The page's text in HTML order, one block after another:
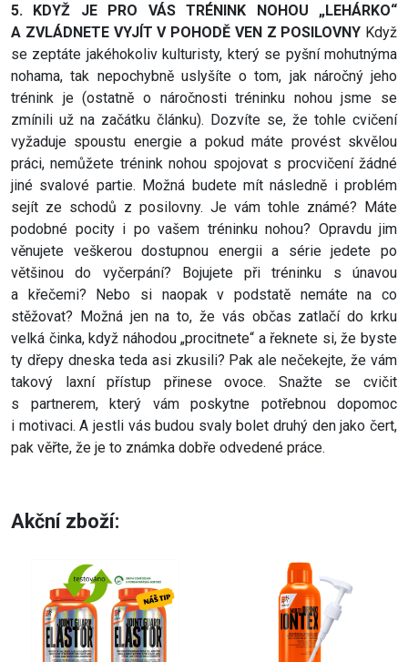
5. KDYŽ JE PRO VÁS TRÉNINK NOHOU „LEHÁRKO“
A ZVLÁDNETE VYJÍT V POHODĚ VEN Z POSILOVNY Když
se zeptáte jakéhokoliv kulturisty, který se pyšní mohutnýma
nohama, tak nepochybně uslyšíte o tom, jak náročný jeho
trénink je (ostatně o náročnosti tréninku nohou jsme se
zmínili už na začátku článku). Dozvíte se, že tohle cvičení
vyžaduje spoustu energie a pokud máte provést skvělou
práci, nemůžete trénink nohou spojovat s procvičení žádné
jiné svalové partie. Možná budete mít následně i problém
sejít ze schodů z posilovny. Je vám tohle známé? Máte
podobné pocity i po vašem tréninku nohou? Opravdu jim
věnujete veškerou dostupnou energii a série jedete po
většinou do vyčerpání? Bojujete při tréninku s únavou
a křečemi? Nebo si naopak v podstatě nemáte na co
stěžovat? Možná jen na to, že vás občas zatlačí do krku
velká činka, když náhodou „procitnete“ a řeknete si, že byste
ty dřepy dneska teda asi zkusili? Pak ale nečekejte, že vám
takový laxní přístup přinese ovoce. Snažte se cvičit
s partnerem, který vám poskytne potřebnou dopomoc
i motivaci. A jestli vás budou svaly bolet druhý den jako čert,
pak věřte, že je to známka dobře odvedené práce.
Akční zboží: